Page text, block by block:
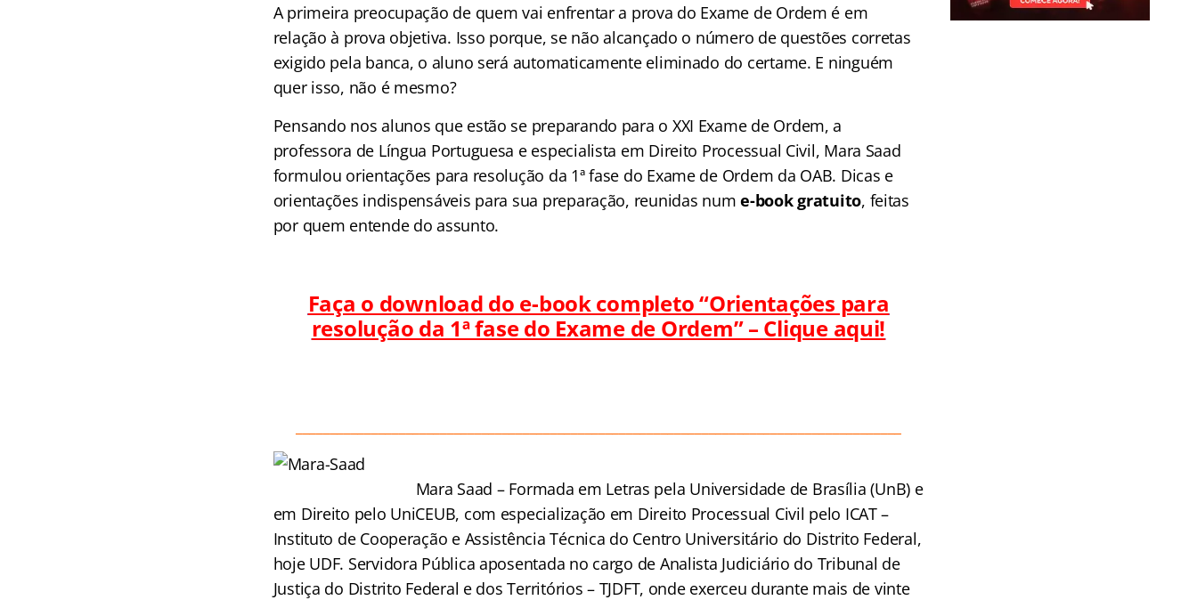
A primeira preocupação de quem vai enfrentar a prova do Exame de Ordem é em
relação à prova objetiva. Isso porque, se não alcançado o número de questões corretas
exigido pela banca, o aluno será automaticamente eliminado do certame. E ninguém
quer isso, não é mesmo?
Pensando nos alunos que estão se preparando para o XXI Exame de Ordem, a
professora de Língua Portuguesa e especialista em Direito Processual Civil, Mara Saad
formulou orientações para resolução da 1ª fase do Exame de Ordem da OAB. Dicas e
orientações indispensáveis para sua preparação, reunidas nume-book gratuito, feitas
por quem entende do assunto.
Faça o download do e-book completo “Orientações para
resolução da 1ª fase do Exame de Ordem” – Clique aqui!
Mara Saad – Formada em Letras pela Universidade de Brasília (UnB) e
em Direito pelo UniCEUB, com especialização em Direito Processual Civil pelo ICAT –
Instituto de Cooperação e Assistência Técnica do Centro Universitário do Distrito Federal,
hoje UDF. Servidora Pública aposentada no cargo de Analista Judiciário do Tribunal de
Justiça do Distrito Federal e dos Territórios – TJDFT, onde exerceu durante mais de vinte